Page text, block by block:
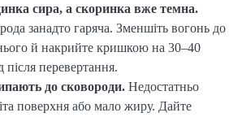
сира, а скоринка вже темна.
занадто гаряча. Зменшіть вогонь до
й накрийте кришкою на 30–40
після перевертання.
до сковороди. Недостатньо
поверхня або мало жиру. Дайте